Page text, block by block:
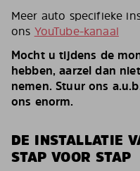
Meer auto specifieke
ons YouTube-kanaal
Mocht u tijdens de
hebben, aarzel dan
nemen. Stuur ons
ons enorm.
DE INSTALLATIE
STAP VOOR STAP